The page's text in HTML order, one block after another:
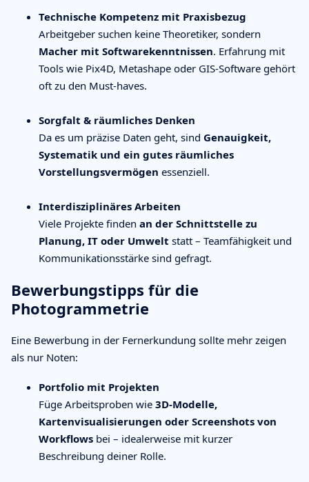
Technische Kompetenz mit Praxisbezug
Arbeitgeber suchen keine Theoretiker, sondern
Macher mit Softwarekenntnissen. Erfahrung mit
Tools wie Pix4D, Metashape oder GIS-Software gehört
oft zu den Must-haves.
Sorgfalt & räumliches Denken
Da es um präzise Daten geht, sind Genauigkeit,
Systematik und ein gutes räumliches
Vorstellungsvermögen essenziell.
Interdisziplinäres Arbeiten
Viele Projekte finden an der Schnittstelle zu
Planung, IT oder Umwelt statt – Teamfähigkeit und
Kommunikationsstärke sind gefragt.
Bewerbungstipps für die
Photogrammetrie
Eine Bewerbung in der Fernerkundung sollte mehr zeigen
als nur Noten:
Portfolio mit Projekten
Füge Arbeitsproben wie 3D-Modelle,
Kartenvisualisierungen oder Screenshots von
Workflows bei – idealerweise mit kurzer
Beschreibung deiner Rolle.